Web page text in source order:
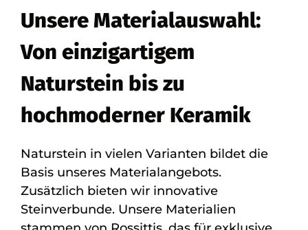
Unsere Materialauswahl:
Von einzigartigem
Naturstein bis zu
hochmoderner Keramik
Naturstein in vielen Varianten bildet die
Basis unseres Materialangebots.
Zusätzlich bieten wir innovative
Steinverbunde. Unsere Materialien